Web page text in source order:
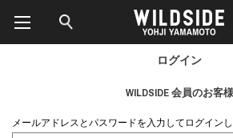
ログイン
WILDSIDE 会員のお客様
メールアドレスとパスワードを入力してログインし